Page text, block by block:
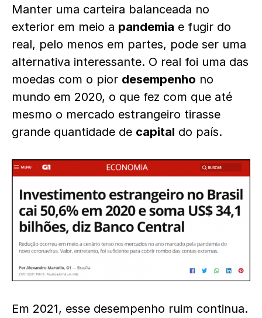
Manter uma carteira balanceada no
exterior em meio a pandemia e fugir do
real, pelo menos em partes, pode ser uma
alternativa interessante. O real foi uma das
moedas com o pior desempenho no
mundo em 2020, o que fez com que até
mesmo o mercado estrangeiro tirasse
grande quantidade de capital do país.
Em 2021, esse desempenho ruim continua.